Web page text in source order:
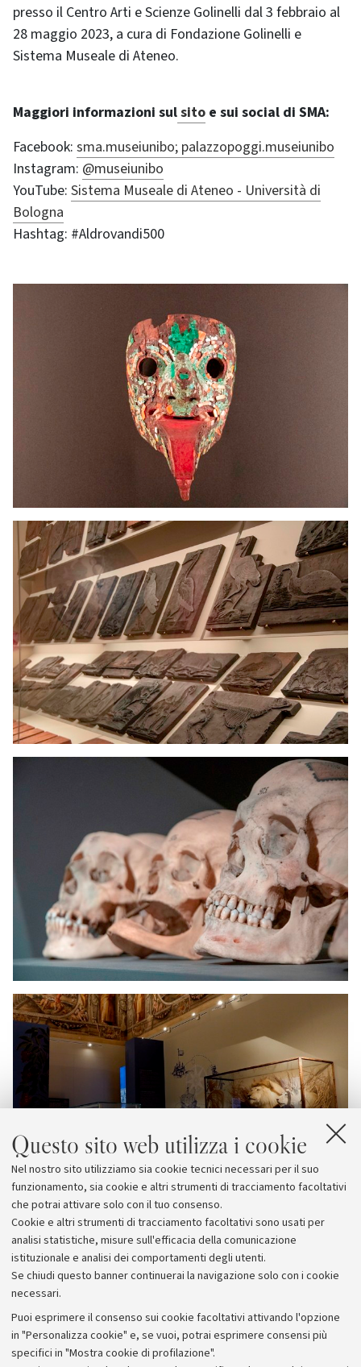
Questo sito web utilizza i cookie
Nel nostro sito utilizziamo sia cookie tecnici necessari per il suo
funzionamento, sia cookie e altri strumenti di tracciamento facoltativi
che potrai attivare solo con il tuo consenso.
Cookie e altri strumenti di tracciamento facoltativi sono usati per
analisi statistiche, misure sull'efficacia della comunicazione
istituzionale e analisi dei comportamenti degli utenti.
Se chiudi questo banner continuerai la navigazione solo con i cookie
necessari.
Puoi esprimere il consenso sui cookie facoltativi attivando l'opzione
in "Personalizza cookie" e, se vuoi, potrai esprimere consensi più
specifici in "Mostra cookie di profilazione".
presso il Centro Arti e Scienze Golinelli dal 3 febbraio al
28 maggio 2023, a cura di Fondazione Golinelli e
Sistema Museale di Ateneo.
Maggiori informazioni sulsito e sui social di SMA:
Facebook: sma.museiunibo; palazzopoggi.museiunibo
Instagram: @museiunibo
YouTube: Sistema Museale di Ateneo - Università di
Bologna
Hashtag: #Aldrovandi500
Archivio
Comunicati stampa